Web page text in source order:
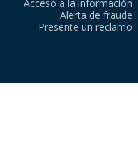
Acceso a la información
Alerta de fraude
Presente un reclamo